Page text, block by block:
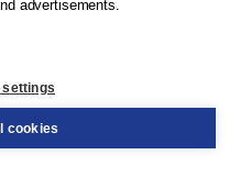
advertisements.
settings
cookies